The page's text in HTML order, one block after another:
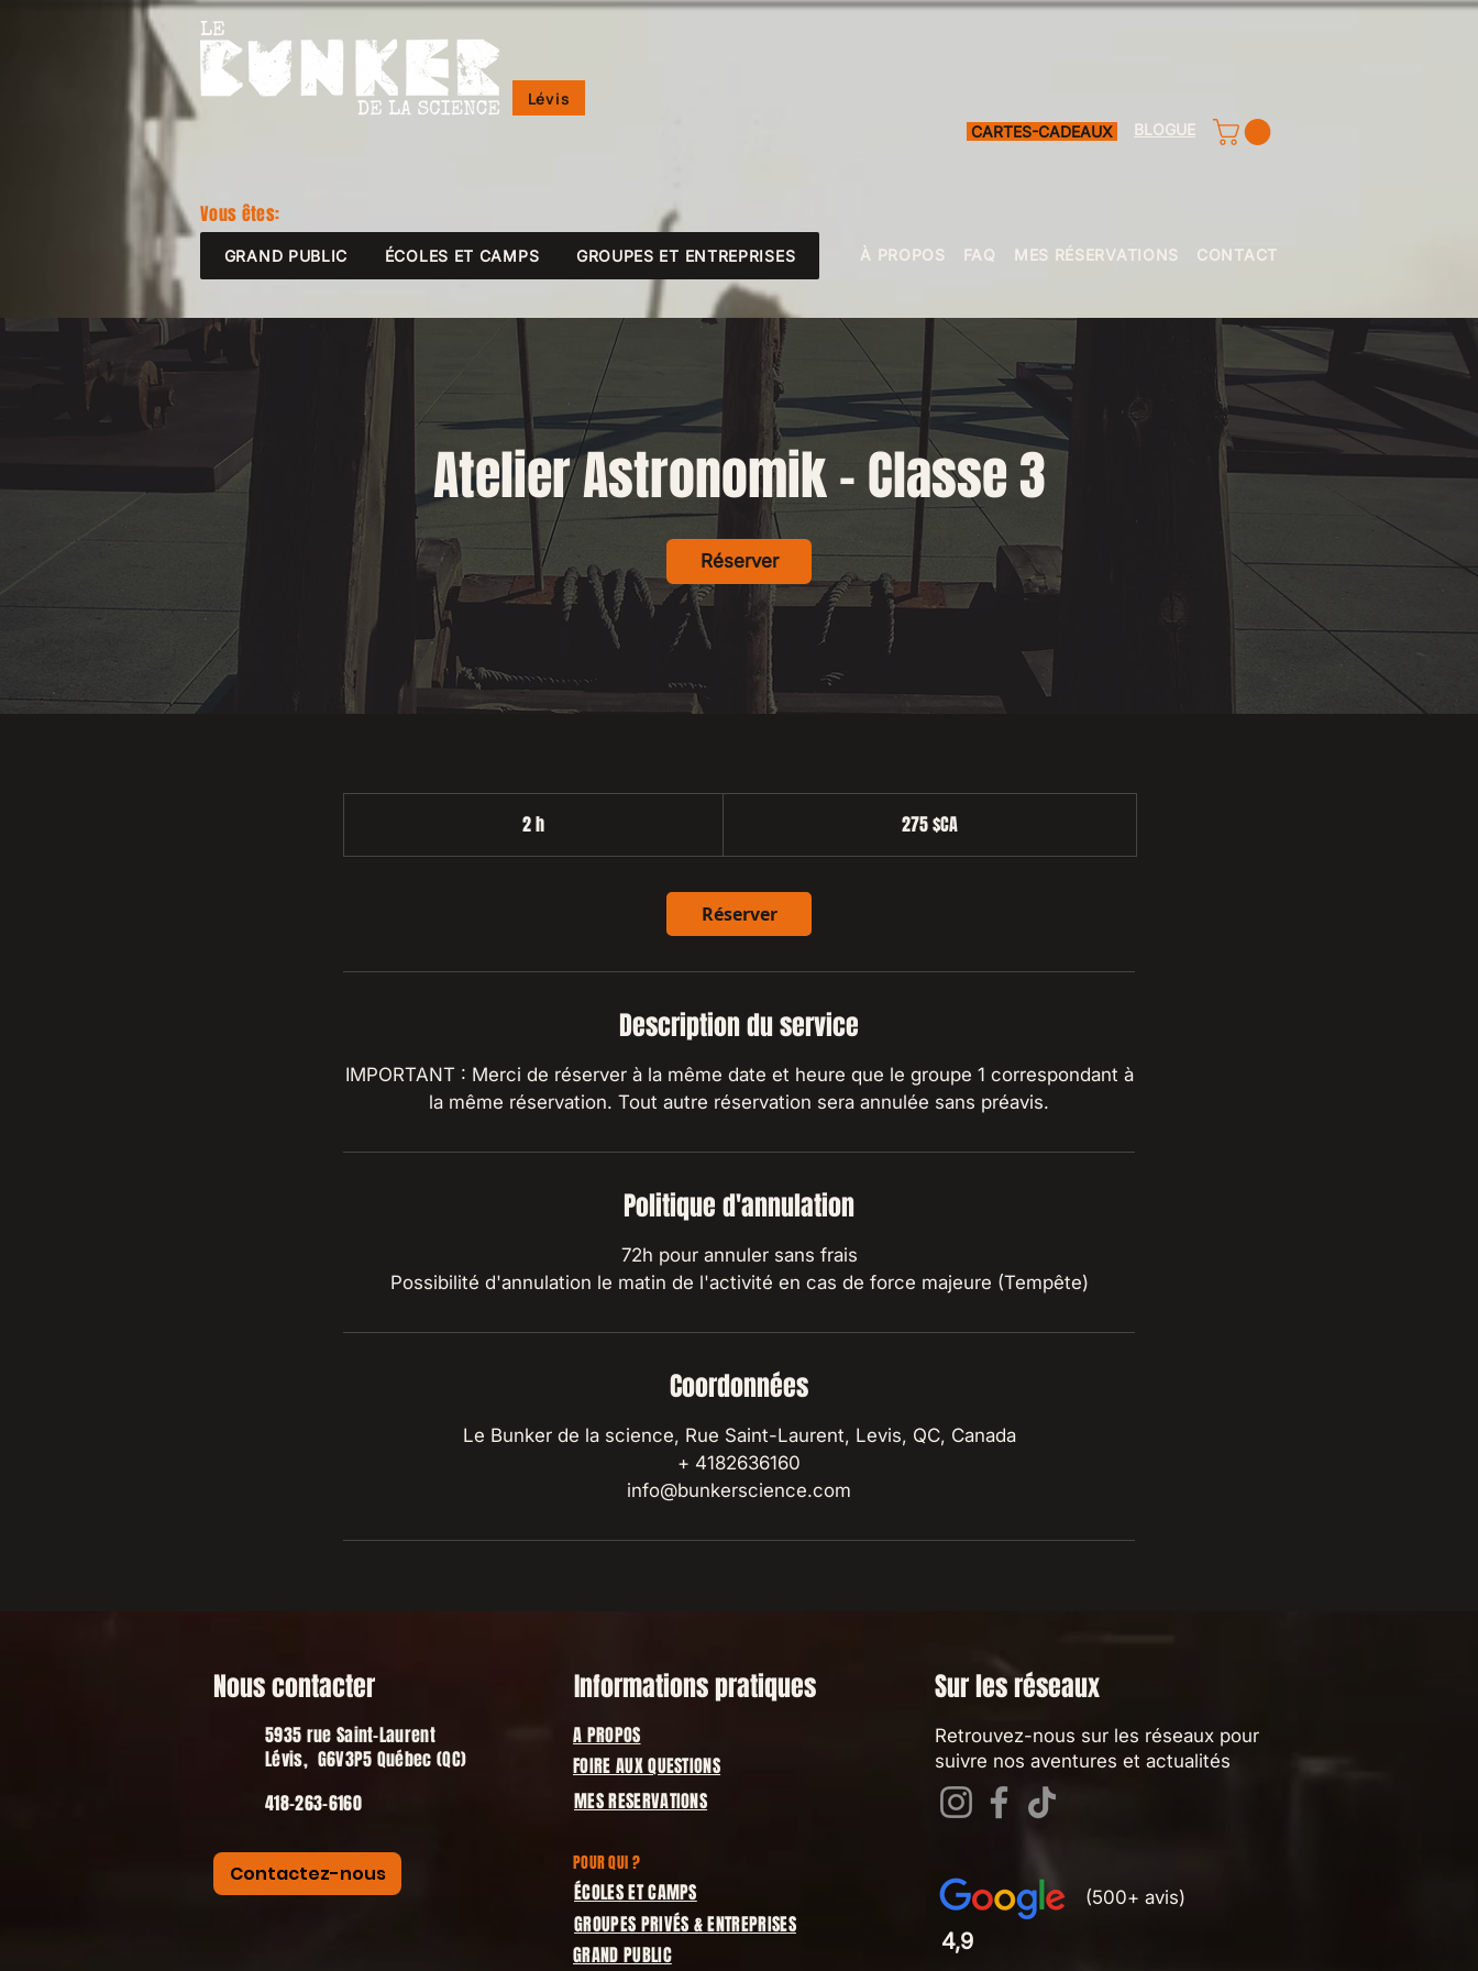
Lévis
CARTES-CADEAUX BLOGUE
Vous êtes:
GRAND PUBLIC ÉCOLES ET CAMPS GROUPES ET ENTREPRISES À PROPOS FAQ MES RÉSERVATIONS CONTACT
Atelier Astronomik - Classe 3
Réserver
2 h
h
275 $CA
Réserver
Description du service
IMPORTANT : Merci de réserver à la même date et heure que le groupe 1 correspondant à
la même réservation. Tout autre réservation sera annulée sans préavis.
Politique d'annulation
72h pour annuler sans frais
Coordonnées
Le Bunker de la science, Rue Saint-Laurent, Levis, QC, Canada
+ 4182636160
info@bunkerscience.com
Nous contacter
5935 rue Saint-Laurent
Lévis, G6V3P5 Québec (QC)
418-263-6160
Contactez-nous
Informations pratiques
A PROPOS
FOIRE AUX QUESTIONS
MES RESERVATIONS
POUR QUI ?
ÉCOLES ET CAMPS
GROUPES PRIVÉS & ENTREPRISES
GRAND PUBLIC
Sur les réseaux
Retrouvez-nous sur les réseaux pour
suivre nos aventures et actualités
(500+ avis)
4,9